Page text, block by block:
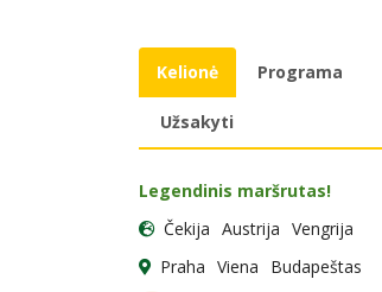
Kelionė Programa
Užsakyti
Legendinis maršrutas!
Čekija Austrija Vengrija
Praha Viena Budapeštas